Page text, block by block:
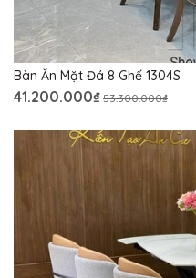
Bàn Ăn Mặt Đá 8 Ghế 1304S
41.200.000₫ 53.300.000₫